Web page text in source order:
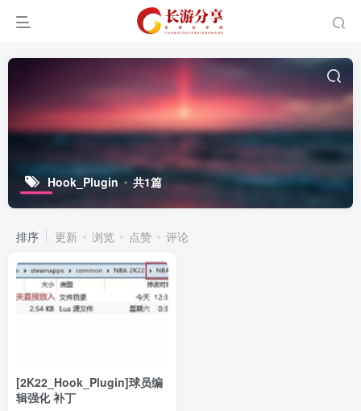
Hook_Plugin 共1篇
排序 更新 浏览 点赞 评论
[2K22_Hook_Plugin]球员编
辑强化 补丁